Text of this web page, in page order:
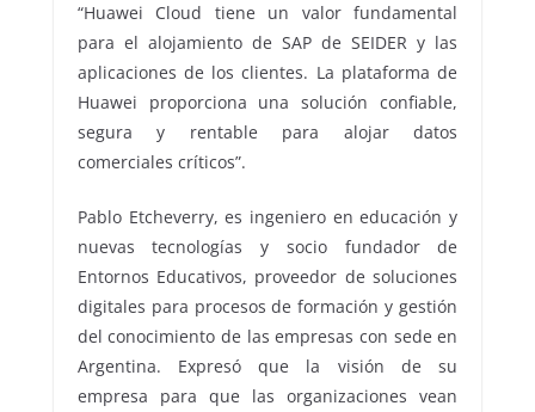
“Huawei Cloud tiene un valor fundamental
para el alojamiento de SAP de SEIDER y las
aplicaciones de los clientes. La plataforma de
Huawei proporciona una solución confiable,
segura y rentable para alojar datos
comerciales críticos”.
Pablo Etcheverry, es ingeniero en educación y
nuevas tecnologías y socio fundador de
Entornos Educativos, proveedor de soluciones
digitales para procesos de formación y gestión
del conocimiento de las empresas con sede en
Argentina. Expresó que la visión de su
empresa para que las organizaciones vean